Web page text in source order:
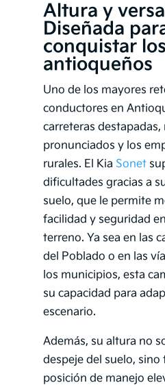
Altura y
Diseñada
conquistar
antioqueños
Uno de los mayores
conductores en
carreteras destapadas,
pronunciados y los
rurales. El Kia Sonet
dificultades gracias a
suelo, que le permite
facilidad y seguridad
terreno. Ya sea en las
del Poblado o en las
los municipios, esta
su capacidad para
escenario.
Además, su altura no
despeje del suelo, sino
posición de manejo